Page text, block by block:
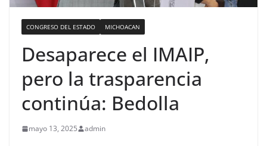
CONGRESO DEL ESTADO MICHOACAN
Desaparece el IMAIP,
pero la trasparencia
continúa: Bedolla
mayo 13, 2025 admin